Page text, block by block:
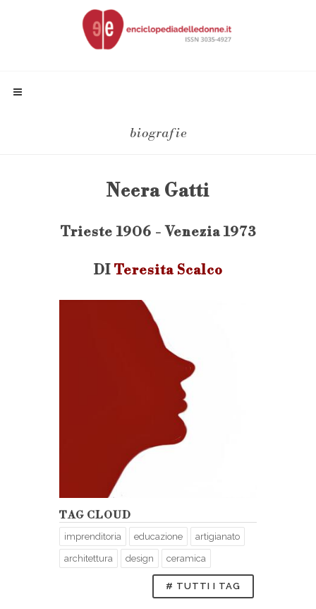
biografie
Neera Gatti
Trieste 1906 - Venezia 1973
DI Teresita Scalco
TAG CLOUD
imprenditoria educazione artigianato
architettura design ceramica
# TUTTI I TAG